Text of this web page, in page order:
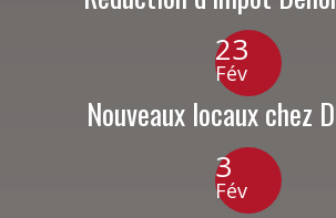
23
Fév
Nouveaux locaux chez
3
Fév